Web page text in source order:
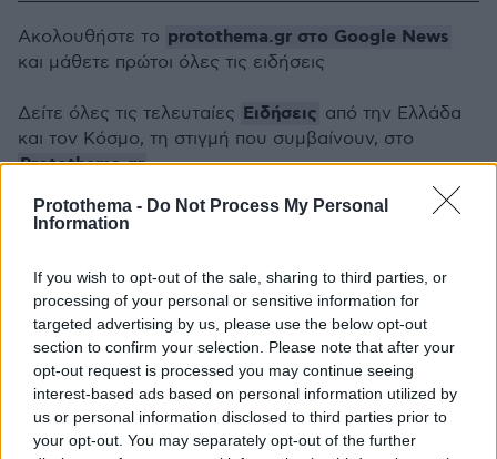
Protothema - Do Not Process My Personal
Information
If you wish to opt-out of the sale, sharing to third parties, or
processing of your personal or sensitive information for
targeted advertising by us, please use the below opt-out
section to confirm your selection. Please note that after your
opt-out request is processed you may continue seeing
interest-based ads based on personal information utilized by
us or personal information disclosed to third parties prior to
your opt-out. You may separately opt-out of the further
Σχετικά Άρθρα
Ακολουθήστε το protothema.gr στο Google News
και μάθετε πρώτοι όλες τις ειδήσεις
Δείτε όλες τις τελευταίες Ειδήσεις από την Ελλάδα
και τον Κόσμο, τη στιγμή που συμβαίνουν, στο
Protothema.gr